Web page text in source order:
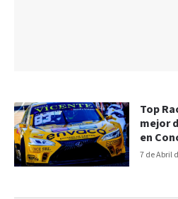
7 de Abril
Top
mejor
en